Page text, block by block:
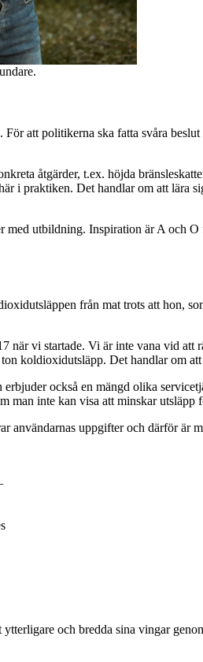
att politikerna ska fatta svåra
åtgärder, t.ex. höjda
i praktiken. Det handlar om att lära
utbildning. Inspiration är A och
från mat trots att hon,
vi startade. Vi är inte vana vid att
koldioxidutsläpp. Det handlar om
också en mängd olika
man inte kan visa att minskar utsläpp
uppgifter och därför är
och bredda sina vingar